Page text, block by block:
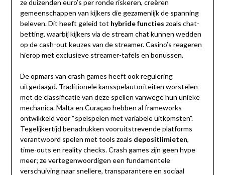
ze duizenden euro’s per ronde riskeren, creëren
gemeenschappen van kijkers die gezamenlijk de spanning
beleven. Dit heeft geleid tot hybride functies zoals chat-
betting, waarbij kijkers via de stream chat kunnen wedden
op de cash-out keuzes van de streamer. Casino’s reageren
hierop met exclusieve streamer-tafels en bonussen.
De opmars van crash games heeft ook regulering
uitgedaagd. Traditionele kansspelautoriteiten worstelen
met de classificatie van deze spellen vanwege hun unieke
mechanica. Malta en Curaçao hebben al frameworks
ontwikkeld voor “spelspelen met variabele uitkomsten”.
Tegelijkertijd benadrukken vooruitstrevende platforms
verantwoord spelen met tools zoals depositlimieten,
time-outs en reality checks. Crash games zijn geen hype
meer; ze vertegenwoordigen een fundamentele
verschuiving naar snellere, transparantere en sociaal